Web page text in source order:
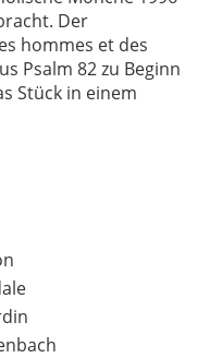
Der
hommes et des
Psalm 82 zu Beginn
Stück in einem